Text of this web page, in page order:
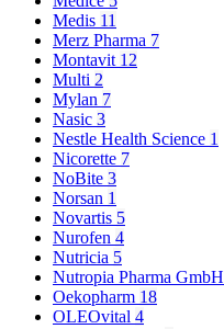
Medis 11
Merz Pharma 7
Montavit 12
Multi 2
Mylan 7
Nasic 3
Nestle Health Science 1
Nicorette 7
NoBite 3
Norsan 1
Novartis 5
Nurofen 4
Nutricia 5
Nutropia Pharma GmbH
Oekopharm 18
OLEOvital 4